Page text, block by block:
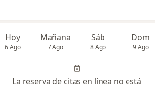
Hoy
6 Ago
Mañana
7 Ago
Sáb
8 Ago
Dom
9 Ago
La reserva de citas en línea no está